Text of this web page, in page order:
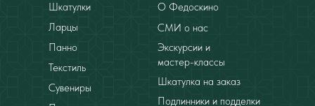
Шкатулки
Ларцы
Панно
Текстиль
Сувениры
О Федоскино
Экскурсии и
мастер-классы
Подлинники и подделки
Шкатулка на заказ
СМИ о нас